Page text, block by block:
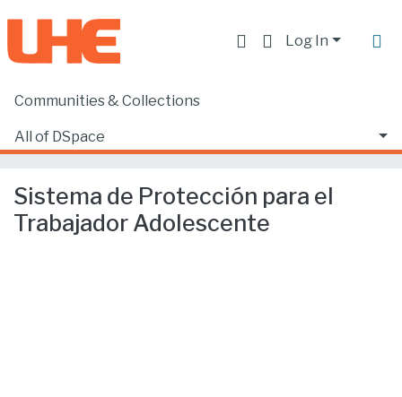
Log In
Communities & Collections
All of DSpace
Home
Facultad de Derecho
Sistema de Protección para el Trabajador Adolescente
Sistema de Protección para el
Trabajador Adolescente